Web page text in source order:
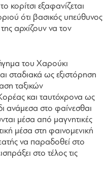
κορίτσι εξαφανίζεται
ότι βασικός υπεύθυνος
αρχίζουν να τον
του Χαρούκι
σταδιακά ως εξιστόρηση
ταξικών
και ταυτόχρονα ως
ανάμεσα στο φαίνεσθαι
μέσα από μαγνητικές
μέσα στη φαινομενική
να παραδοθεί στο
στο τέλος τις